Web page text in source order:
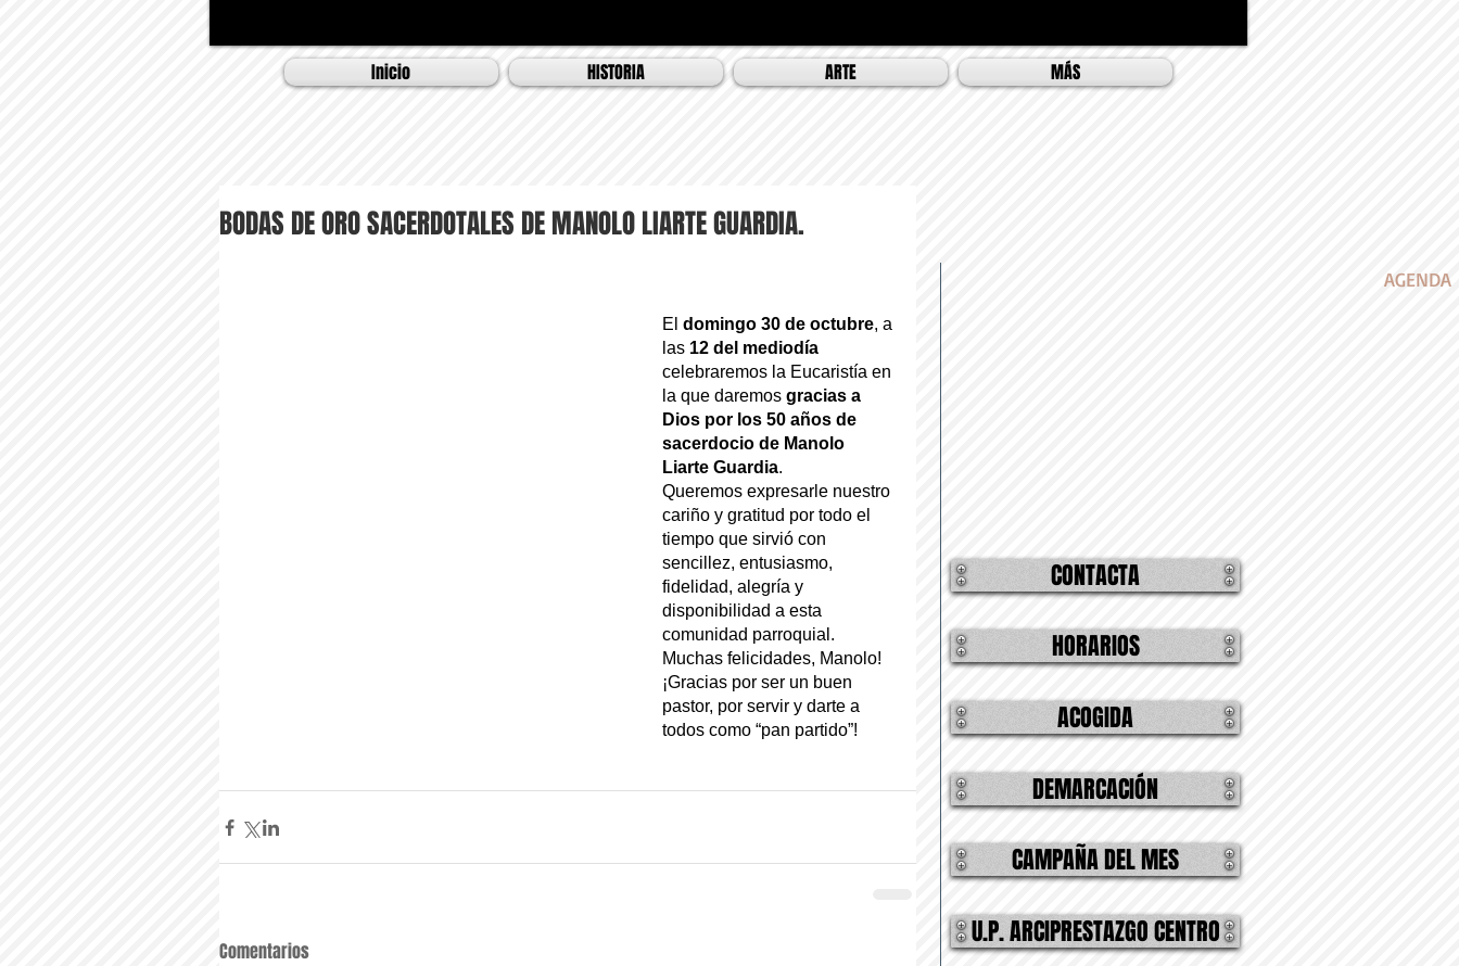
Inicio HISTORIA ARTE MÁS
BODAS DE ORO SACERDOTALES DE MANOLO LIARTE GUARDIA.
El domingo 30 de octubre, a
las 12 del mediodía
celebraremos la Eucaristía en
la que daremos gracias a
Dios por los 50 años de
sacerdocio de Manolo
Liarte Guardia.
Queremos expresarle nuestro
cariño y gratitud por todo el
tiempo que sirvió con
sencillez, entusiasmo,
fidelidad, alegría y
disponibilidad a esta
comunidad parroquial.
Muchas felicidades, Manolo!
¡Gracias por ser un buen
pastor, por servir y darte a
todos como “pan partido”!
Comentarios
ACOGIDA
CAMPAÑA DEL MES
U.P. ARCIPRESTAZGO CENTRO
CONTACTA
HORARIOS
DEMARCACIÓN
AGENDA